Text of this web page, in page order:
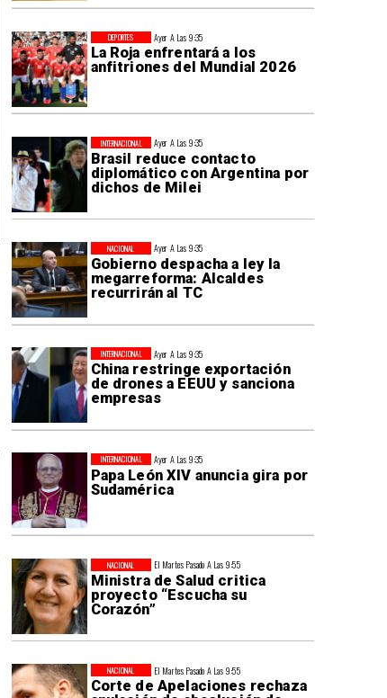
Ayer A Las 9:35
La Roja enfrentará a los
anfitriones del Mundial 2026
DEPORTES
Ayer A Las 9:35
Brasil reduce contacto
diplomático con Argentina por
dichos de Milei
INTERNACIONAL
Ayer A Las 9:35
Gobierno despacha a ley la
megarreforma: Alcaldes
recurrirán al TC
NACIONAL
Ayer A Las 9:35
China restringe exportación
de drones a EEUU y sanciona
empresas
INTERNACIONAL
Ayer A Las 9:35
Papa León XIV anuncia gira por
Sudamérica
INTERNACIONAL
El Martes Pasado A Las 9:55
Ministra de Salud critica
proyecto “Escucha su
Corazón”
NACIONAL
El Martes Pasado A Las 9:55
Corte de Apelaciones rechaza
NACIONAL